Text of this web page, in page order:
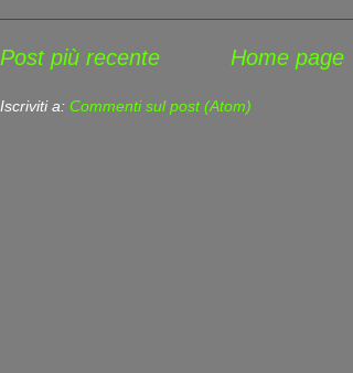
Post più recente Home page
Iscriviti a: Commenti sul post (Atom)